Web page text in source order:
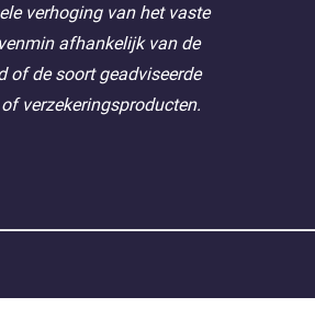
verhoging van het vaste
afhankelijk van de
of de soort geadviseerde
verzekeringsproducten.